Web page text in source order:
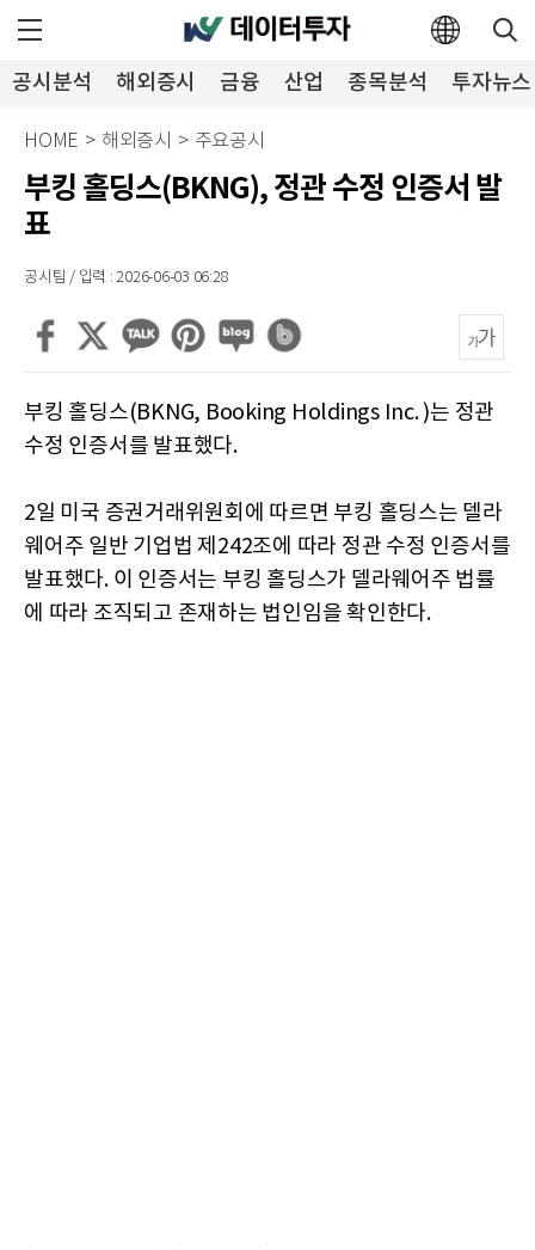
공시분석 해외증시 금융 산업 종목분석 투자뉴스
HOME > 해외증시 > 주요공시
부킹 홀딩스(BKNG), 정관 수정 인증서 발
표
공시팀 / 입력 : 2026-06-03 06:28
부킹 홀딩스(BKNG, Booking Holdings Inc. )는 정관
수정 인증서를 발표했다.
2일 미국 증권거래위원회에 따르면 부킹 홀딩스는 델라
웨어주 일반 기업법 제242조에 따라 정관 수정 인증서를
발표했다. 이 인증서는 부킹 홀딩스가 델라웨어주 법률
에 따라 조직되고 존재하는 법인임을 확인한다.